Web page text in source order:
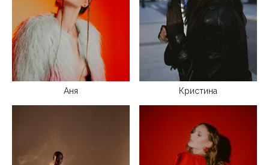
Аня Кристина